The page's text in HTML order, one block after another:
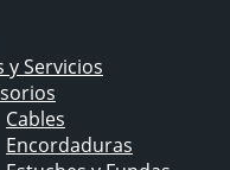
y Servicios
Cables
Encordaduras